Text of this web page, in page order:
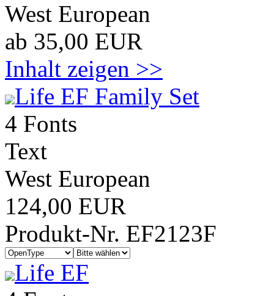
West European
ab 35,00 EUR
Inhalt zeigen >>
Life EF Family Set
4 Fonts
Text
West European
124,00 EUR
Produkt-Nr. EF2123F
Life EF